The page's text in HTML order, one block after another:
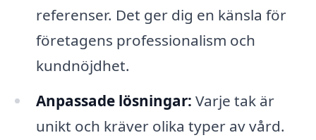
referenser. Det ger dig en känsla för
företagens professionalism och
kundnöjdhet.
Anpassade lösningar: Varje tak är
unikt och kräver olika typer av vård.